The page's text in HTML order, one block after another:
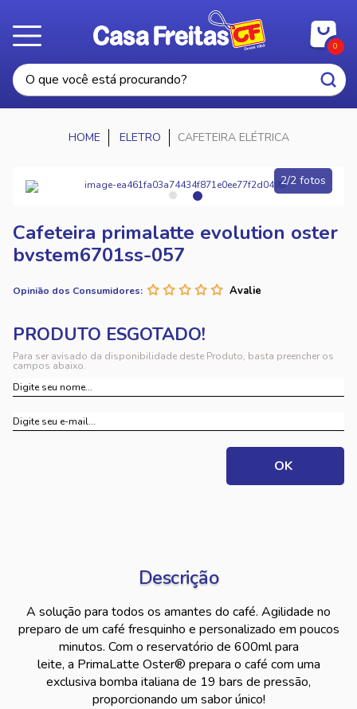
0
ELETRO CAFETEIRA ELÉTRICA
2/2 fotos
Cafeteira primalatte evolution oster
bvstem6701ss-057
Opinião dos Consumidores:
Para ser avisado da disponibilidade deste Produto, basta preencher os
campos abaixo.
Descrição
A solução para todos os amantes do café. Agilidade no
preparo de um café fresquinho e personalizado em poucos
minutos. Com o reservatório de 600ml para
leite, a PrimaLatte Oster® prepara o café com uma
exclusiva bomba italiana de 19 bars de pressão,
proporcionando um sabor único!